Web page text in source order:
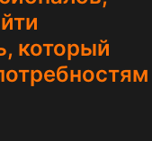
который